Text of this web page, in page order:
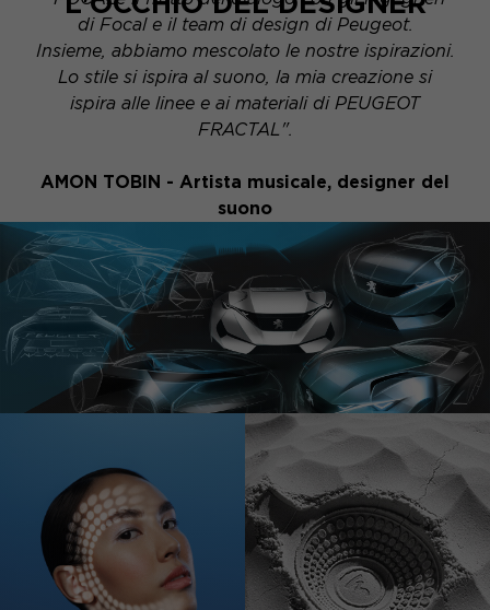
di Focal e il team di design di Peugeot.
Insieme, abbiamo mescolato le nostre ispirazioni.
Lo stile si ispira al suono, la mia creazione si
ispira alle linee e ai materiali di PEUGEOT
FRACTAL".
AMON TOBIN - Artista musicale, designer del
suono